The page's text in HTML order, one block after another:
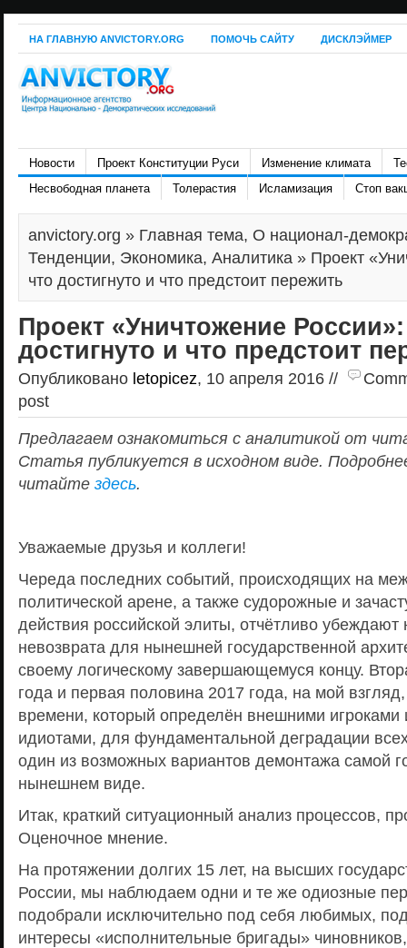
НА ГЛАВНУЮ ANVICTORY.ORG ПОМОЧЬ САЙТУ ДИСКЛЭЙМЕР
Новости Проект Конституции Руси Изменение климата
Несвободная планета
Толерастия Исламизация Стоп
anvictory.org » Главная тема, О национал-
Тенденции, Экономика, Аналитика » Проект
что достигнуто и что предстоит пережить
Проект «Уничтожение
достигнуто и что предстоит
Опубликовано letopicez, 10 апреля 2016 //
post
Предлагаем ознакомиться с аналитикой от
Статья публикуется в исходном виде.
читайте здесь.
Уважаемые друзья и коллеги!
Череда последних событий, происходящих на
политической арене, а также судорожные и
действия российской элиты, отчётливо убеждают
невозврата для нынешней государственной
своему логическому завершающемуся концу.
года и первая половина 2017 года, на мой взгляд,
времени, который определён внешними игроками
идиотами, для фундаментальной деградации
один из возможных вариантов демонтажа самой
нынешнем виде.
Итак, краткий ситуационный анализ процессов,
Оценочное мнение.
На протяжении долгих 15 лет, на высших
России, мы наблюдаем одни и те же одиозные
подобрали исключительно под себя любимых,
интересы «исполнительные бригады»